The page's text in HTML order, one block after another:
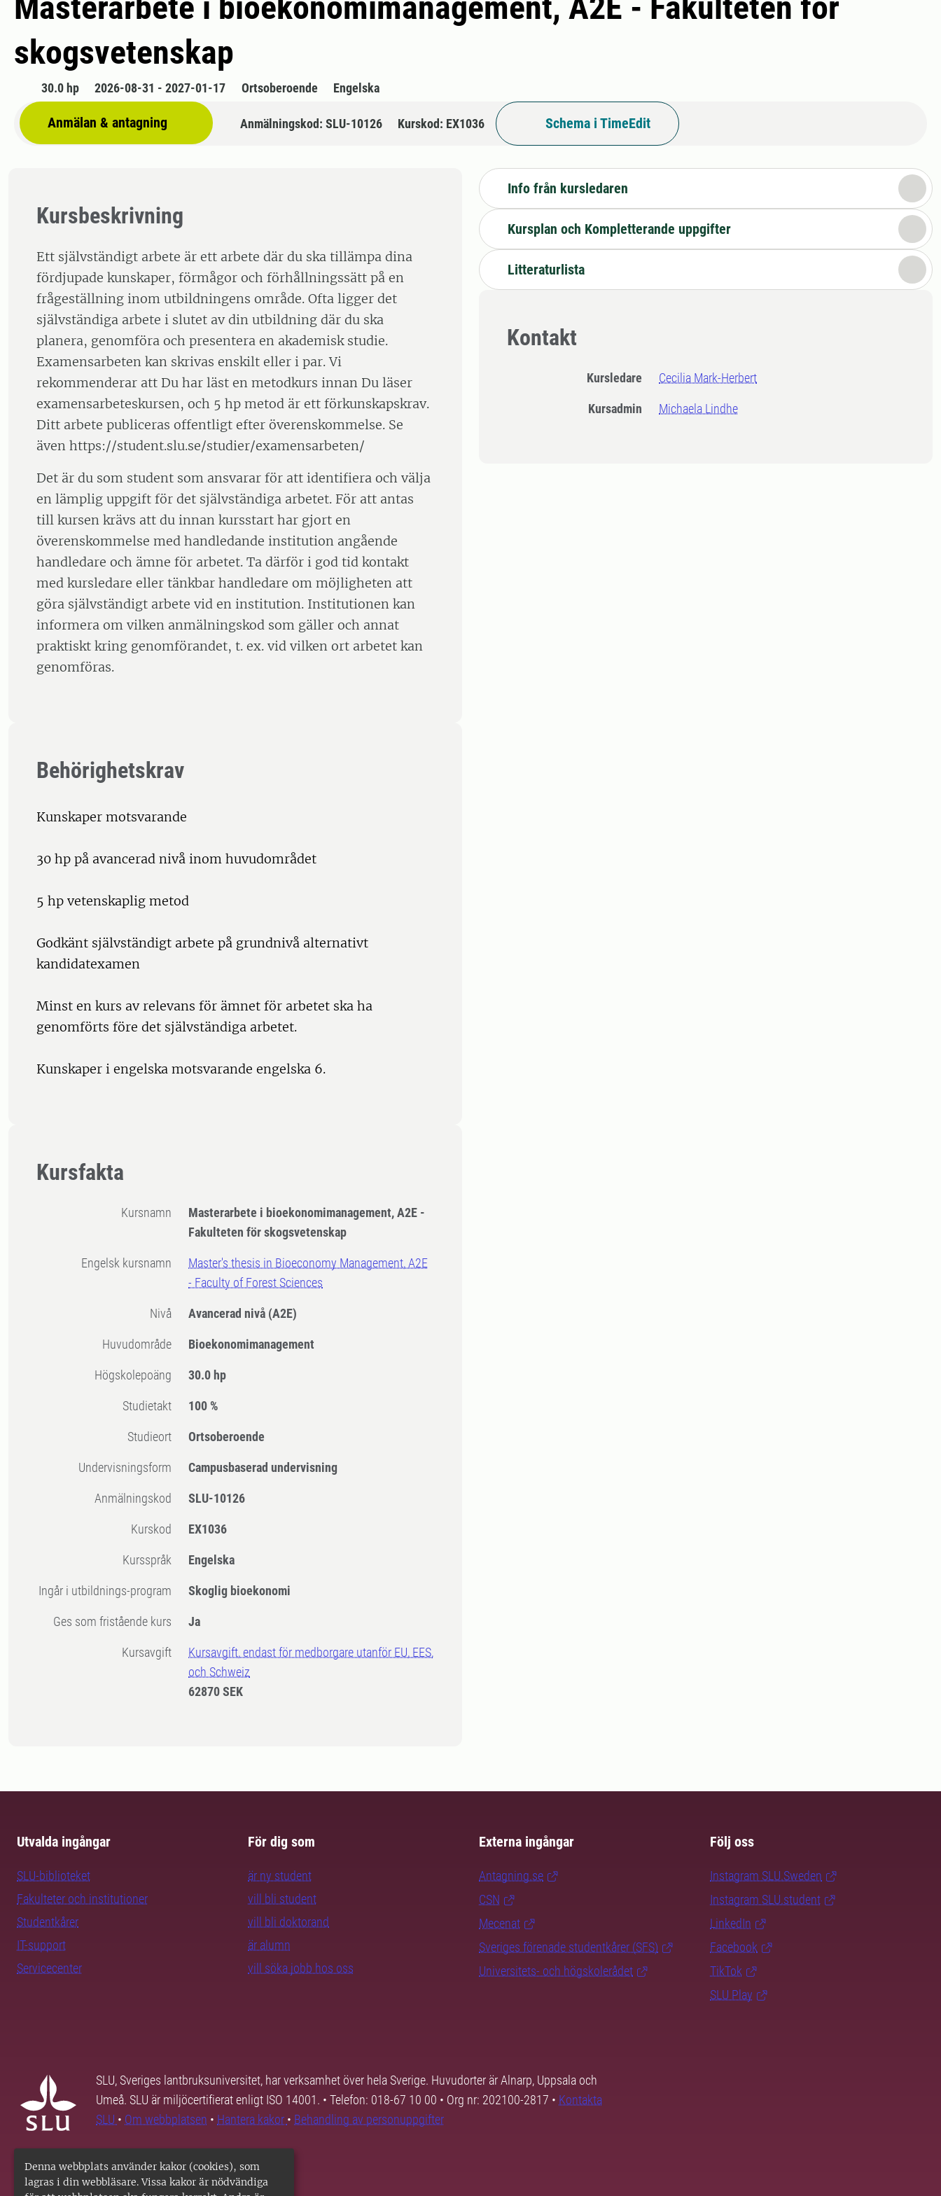
Denna webbplats använder kakor (cookies), som
lagras i din webbläsare. Vissa kakor är nödvändiga
skogsvetenskap
30.0 hp 2026-08-31 - 2027-01-17 Ortsoberoende Engelska
Anmälan & antagning Anmälningskod: SLU-10126 Kurskod: EX1036 Schema i TimeEdit
Kursbeskrivning
Ett självständigt arbete är ett arbete där du ska tillämpa dina
fördjupade kunskaper, förmågor och förhållningssätt på en
frågeställning inom utbildningens område. Ofta ligger det
självständiga arbete i slutet av din utbildning där du ska
planera, genomföra och presentera en akademisk studie.
Examensarbeten kan skrivas enskilt eller i par. Vi
rekommenderar att Du har läst en metodkurs innan Du läser
examensarbeteskursen, och 5 hp metod är ett förkunskapskrav.
Ditt arbete publiceras offentligt efter överenskommelse. Se
även https://student.slu.se/studier/examensarbeten/
Det är du som student som ansvarar för att identifiera och välja
en lämplig uppgift för det självständiga arbetet. För att antas
till kursen krävs att du innan kursstart har gjort en
överenskommelse med handledande institution angående
handledare och ämne för arbetet. Ta därför i god tid kontakt
med kursledare eller tänkbar handledare om möjligheten att
göra självständigt arbete vid en institution. Institutionen kan
informera om vilken anmälningskod som gäller och annat
praktiskt kring genomförandet, t. ex. vid vilken ort arbetet kan
genomföras.
Behörighetskrav
Kunskaper motsvarande
30 hp på avancerad nivå inom huvudområdet
5 hp vetenskaplig metod
Godkänt självständigt arbete på grundnivå alternativt
kandidatexamen
Minst en kurs av relevans för ämnet för arbetet ska ha
genomförts före det självständiga arbetet.
Kunskaper i engelska motsvarande engelska 6.
Kursfakta
Kursnamn
Masterarbete i bioekonomimanagement, A2E -
Fakulteten för skogsvetenskap
Engelsk kursnamn
Master's thesis in Bioeconomy Management, A2E
- Faculty of Forest Sciences
Nivå Avancerad nivå (A2E)
Huvudområde Bioekonomimanagement
högskolepoäng 30.0 hp
Studietakt 100 %
Studieort Ortsoberoende
Undervisningsform Campusbaserad undervisning
Anmälningskod SLU-10126
Kurskod EX1036
Kursspråk Engelska
Ingår i utbildnings-program Skoglig bioekonomi
Ges som fristående kurs Ja
Kursavgift
Kursavgift, endast för medborgare utanför EU, EES,
och Schweiz
62870 SEK
Info från kursledaren
Kursplan och Kompletterande uppgifter
Litteraturlista
Kontakt
Kursledare Cecilia Mark-Herbert
Kursadmin Michaela Lindhe
Utvalda ingångar
SLU-biblioteket
Fakulteter och institutioner
Studentkårer
IT-support
Servicecenter
För dig som
är ny student
vill bli student
vill bli doktorand
är alumn
vill söka jobb hos oss
Externa ingångar
Antagning.se
CSN
Mecenat
Sveriges förenade studentkårer (SFS)
Universitets- och högskolerådet
Följ oss
Instagram SLU.Sweden
Instagram SLU.student
LinkedIn
Facebook
TikTok
SLU Play
SLU, Sveriges lantbruksuniversitet, har verksamhet över hela Sverige. Huvudorter är Alnarp, Uppsala och
Umeå. SLU är miljöcertifierat enligt ISO 14001. • Telefon: 018-67 10 00 • Org nr: 202100-2817 • Kontakta
SLU • Om webbplatsen • Hantera kakor • Behandling av personuppgifter